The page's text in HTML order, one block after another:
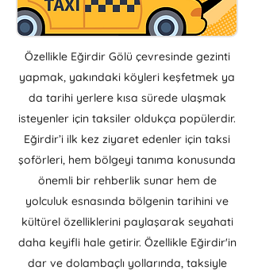
Özellikle Eğirdir Gölü çevresinde gezinti
yapmak, yakındaki köyleri keşfetmek ya
da tarihi yerlere kısa sürede ulaşmak
isteyenler için taksiler oldukça popülerdir.
Eğirdir’i ilk kez ziyaret edenler için taksi
şoförleri, hem bölgeyi tanıma konusunda
önemli bir rehberlik sunar hem de
yolculuk esnasında bölgenin tarihini ve
kültürel özelliklerini paylaşarak seyahati
daha keyifli hale getirir. Özellikle Eğirdir'in
dar ve dolambaçlı yollarında, taksiyle